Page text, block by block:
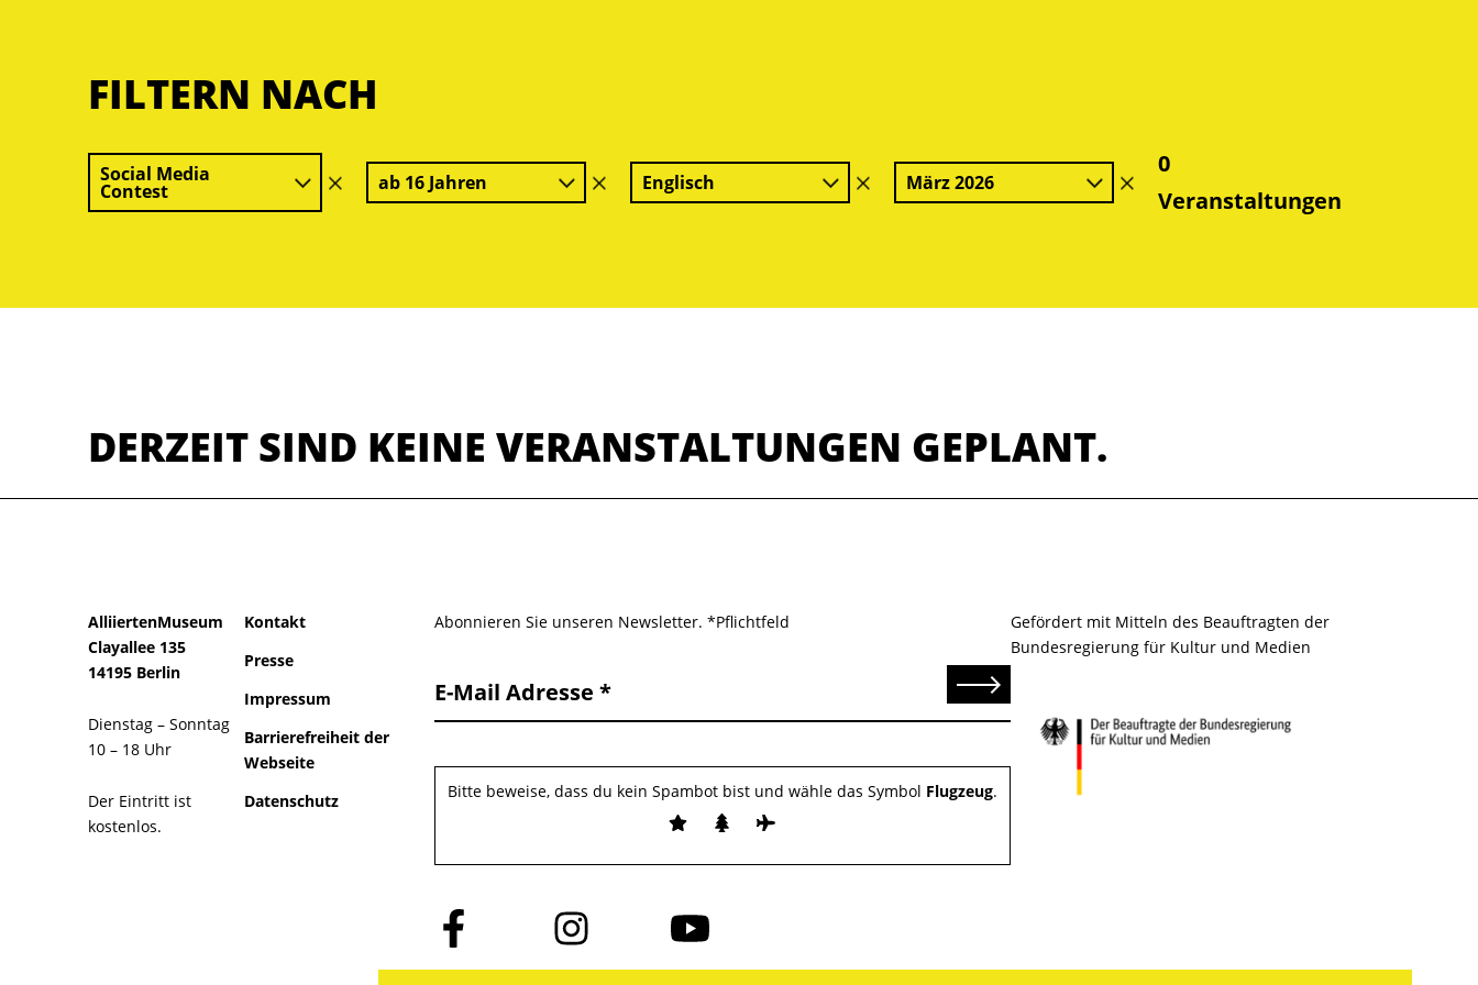
FILTERN NACH
Social Media
Contest
Filter
löschen
ab 16 Jahren
Filter
löschen
Englisch
Filter
löschen
März 2026
Filter
löschen
0
Veranstaltungen
DERZEIT SIND KEINE VERANSTALTUNGEN GEPLANT.
AlliiertenMuseum
Clayallee 135
14195 Berlin
Dienstag – Sonntag
10 – 18 Uhr
Der Eintritt ist
kostenlos.
Kontakt
Presse
Impressum
Barrierefreiheit der
Webseite
Datenschutz
Abonnieren Sie unseren Newsletter. *Pflichtfeld
E-Mail Adresse Senden
Bitte beweise, dass du kein Spambot bist und wähle das Symbol Flugzeug.
Folge
uns
auf
Folge
uns
auf
Folge
uns
auf
Gefördert mit Mitteln des Beauftragten der
Bundesregierung für Kultur und Medien